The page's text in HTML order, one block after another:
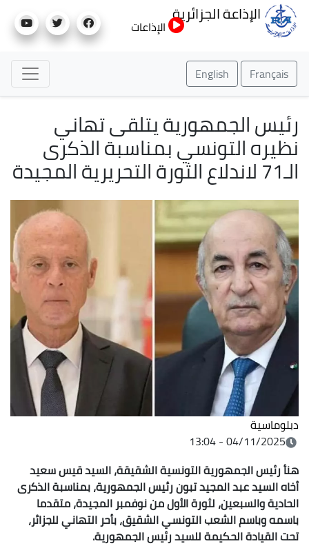
إلى
الإذاعة الجزائرية
الإذاعات
Français
English
رئيس الجمهورية يتلقى تهاني
نظيره التونسي بمناسبة الذكرى
الـ71 لاندلاع الثورة التحريرية المجيدة
دبلوماسية
04/11/2025 - 13:04
هنأ رئيس الجمهورية التونسية الشقيقة، السيد قيس سعيد
أخاه السيد عبد المجيد تبون رئيس الجمهورية، بمناسبة الذكرى
الحادية والسبعين، لثورة الأول من نوفمبر المجيدة، متقدما
باسمه وباسم الشعب التونسي الشقيق، بأحر التهاني للجزائر،
تحت القيادة الحكيمة للسيد رئيس الجمهورية.